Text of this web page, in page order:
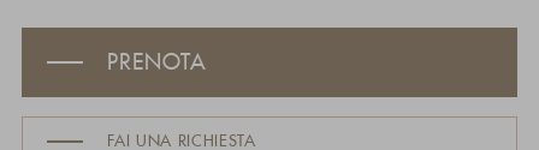
PRENOTA
FAI UNA RICHIESTA